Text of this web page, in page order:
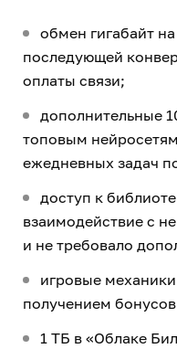
обмен гигабайт
последующей
оплаты связи;
дополнительные
топовым
ежедневных задач
доступ к
взаимодействие с
и не требовало
игровые
получением
1 ТБ в «Облаке